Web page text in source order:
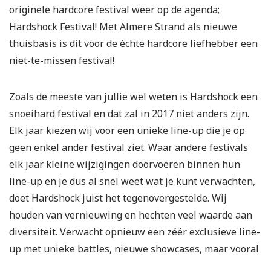
originele hardcore festival weer op de agenda;
Hardshock Festival! Met Almere Strand als nieuwe
thuisbasis is dit voor de échte hardcore liefhebber een
niet-te-missen festival!
Zoals de meeste van jullie wel weten is Hardshock een
snoeihard festival en dat zal in 2017 niet anders zijn.
Elk jaar kiezen wij voor een unieke line-up die je op
geen enkel ander festival ziet. Waar andere festivals
elk jaar kleine wijzigingen doorvoeren binnen hun
line-up en je dus al snel weet wat je kunt verwachten,
doet Hardshock juist het tegenovergestelde. Wij
houden van vernieuwing en hechten veel waarde aan
diversiteit. Verwacht opnieuw een zéér exclusieve line-
up met unieke battles, nieuwe showcases, maar vooral